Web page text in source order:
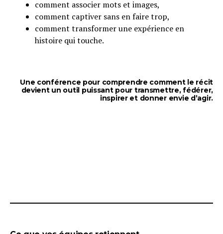
comment associer mots et images,
comment captiver sans en faire trop,
comment transformer une expérience en
histoire qui touche.
Une conférence pour comprendre comment le récit
devient un outil puissant pour transmettre, fédérer,
inspirer et donner envie d’agir.